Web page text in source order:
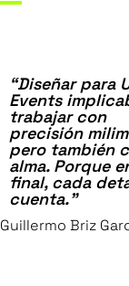
“Diseñar para
Events
trabajar con
precisión
pero también
alma. Porque
final, cada
cuenta.”
Guillermo Briz